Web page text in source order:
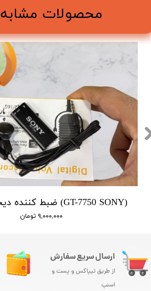
۹,۰۰۰,۰۰۰ تومان
محصولات مشابه
ارسال سریع سفارش
از طریق تیپاکس و پست و
اسنپ